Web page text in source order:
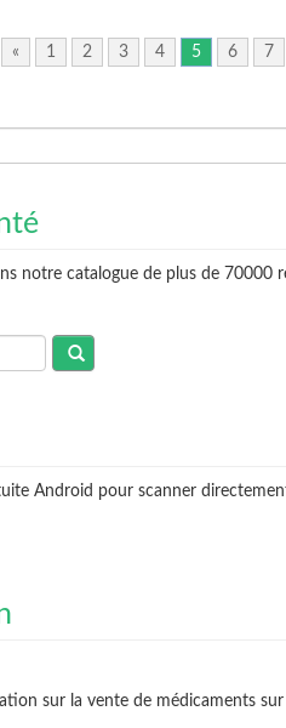
« 1 2 3 4 5 6 7
notre catalogue de plus de
Android pour scanner
sur la vente de médicaments